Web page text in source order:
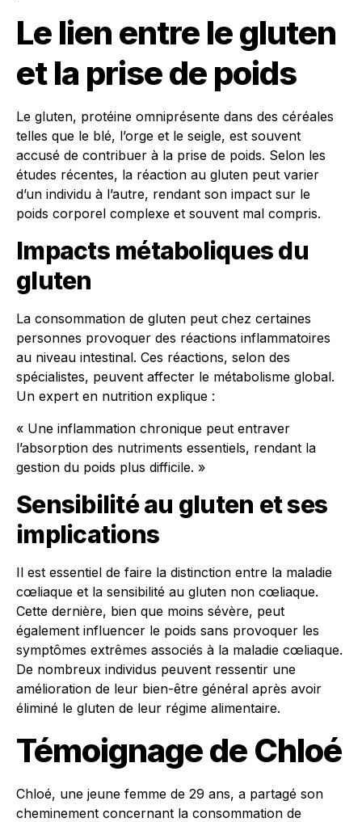
Le lien entre le gluten
et la prise de poids
Le gluten, protéine omniprésente dans des céréales
telles que le blé, l’orge et le seigle, est souvent
accusé de contribuer à la prise de poids. Selon les
études récentes, la réaction au gluten peut varier
d’un individu à l’autre, rendant son impact sur le
poids corporel complexe et souvent mal compris.
Impacts métaboliques du
gluten
La consommation de gluten peut chez certaines
personnes provoquer des réactions inflammatoires
au niveau intestinal. Ces réactions, selon des
spécialistes, peuvent affecter le métabolisme global.
Un expert en nutrition explique :
« Une inflammation chronique peut entraver
l’absorption des nutriments essentiels, rendant la
gestion du poids plus difficile. »
Sensibilité au gluten et ses
implications
Il est essentiel de faire la distinction entre la maladie
cœliaque et la sensibilité au gluten non cœliaque.
Cette dernière, bien que moins sévère, peut
également influencer le poids sans provoquer les
symptômes extrêmes associés à la maladie cœliaque.
De nombreux individus peuvent ressentir une
amélioration de leur bien-être général après avoir
éliminé le gluten de leur régime alimentaire.
Témoignage de Chloé
Chloé, une jeune femme de 29 ans, a partagé son
cheminement concernant la consommation de